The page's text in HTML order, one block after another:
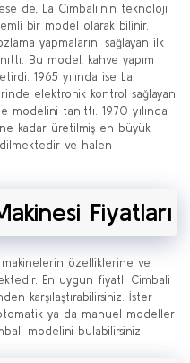
de, La Cimbali'nin teknoloji
bir model olarak bilinir.
yapmalarını sağlayan ilk
Bu model, kahve yapım
1965 yılında ise La
elektronik kontrol sağlayan
tanıttı. 1970 yılında
kadar üretilmiş en büyük
ve halen
Fiyatları
makinelerin özelliklerine ve
En uygun fiyatlı Cimbali
karşılaştırabilirsiniz. İster
ya da manuel modeller
modelini bulabilirsiniz.